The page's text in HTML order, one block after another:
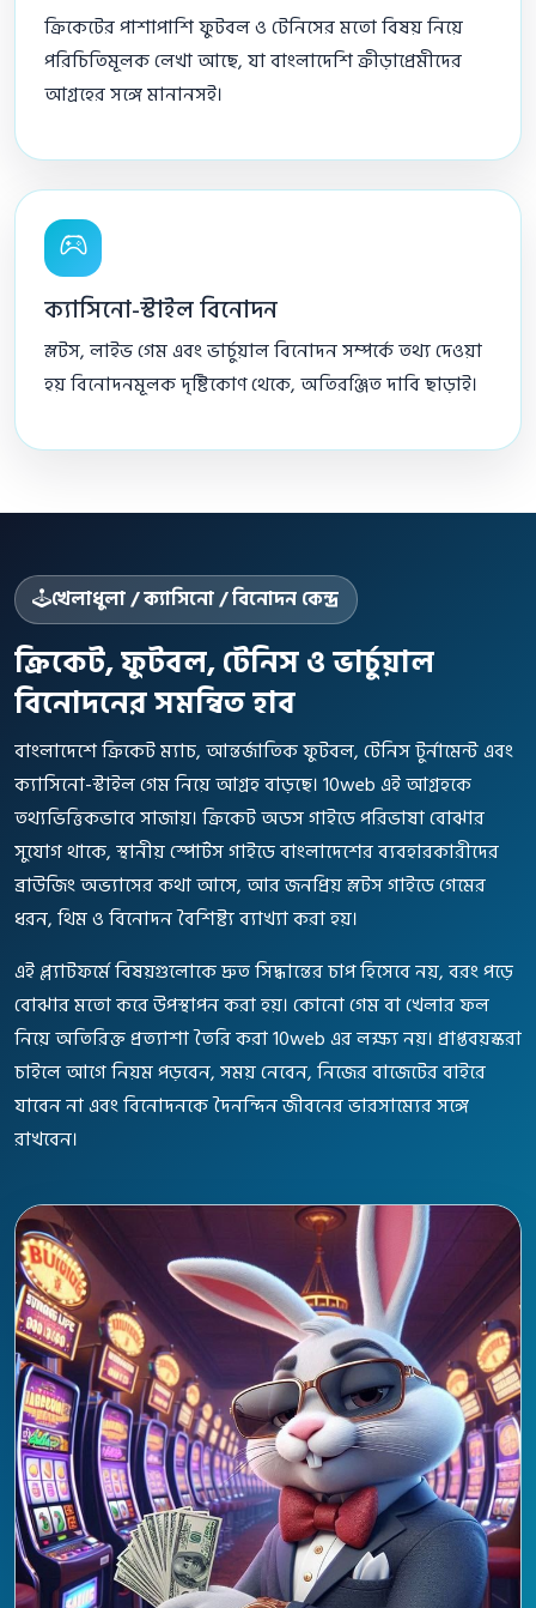
ক্রিকেটের পাশাপাশি ফুটবল ও টেনিসের মতো বিষয় নিয়ে
পরিচিতিমূলক লেখা আছে, যা বাংলাদেশি ক্রীড়াপ্রেমীদের
আগ্রহের সঙ্গে মানানসই।
ক্যাসিনো-স্টাইল বিনোদন
স্লটস, লাইভ গেম এবং ভার্চুয়াল বিনোদন সম্পর্কে তথ্য দেওয়া
হয় বিনোদনমূলক দৃষ্টিকোণ থেকে, অতিরঞ্জিত দাবি ছাড়াই।
খেলাধুলা / ক্যাসিনো / বিনোদন কেন্দ্র
ক্রিকেট, ফুটবল, টেনিস ও ভার্চুয়াল
বিনোদনের সমন্বিত হাব
বাংলাদেশে ক্রিকেট ম্যাচ, আন্তর্জাতিক ফুটবল, টেনিস টুর্নামেন্ট এবং
ক্যাসিনো-স্টাইল গেম নিয়ে আগ্রহ বাড়ছে। 10web এই আগ্রহকে
তথ্যভিত্তিকভাবে সাজায়। ক্রিকেট অডস গাইডে পরিভাষা বোঝার
সুযোগ থাকে, স্থানীয় স্পোর্টস গাইডে বাংলাদেশের ব্যবহারকারীদের
ব্রাউজিং অভ্যাসের কথা আসে, আর জনপ্রিয় স্লটস গাইডে গেমের
ধরন, থিম ও বিনোদন বৈশিষ্ট্য ব্যাখ্যা করা হয়।
এই প্ল্যাটফর্মে বিষয়গুলোকে দ্রুত সিদ্ধান্তের চাপ হিসেবে নয়, বরং পড়ে
বোঝার মতো করে উপস্থাপন করা হয়। কোনো গেম বা খেলার ফল
নিয়ে অতিরিক্ত প্রত্যাশা তৈরি করা 10web এর লক্ষ্য নয়। প্রাপ্তবয়স্করা
চাইলে আগে নিয়ম পড়বেন, সময় নেবেন, নিজের বাজেটের বাইরে
যাবেন না এবং বিনোদনকে দৈনন্দিন জীবনের ভারসাম্যের সঙ্গে
রাখবেন।